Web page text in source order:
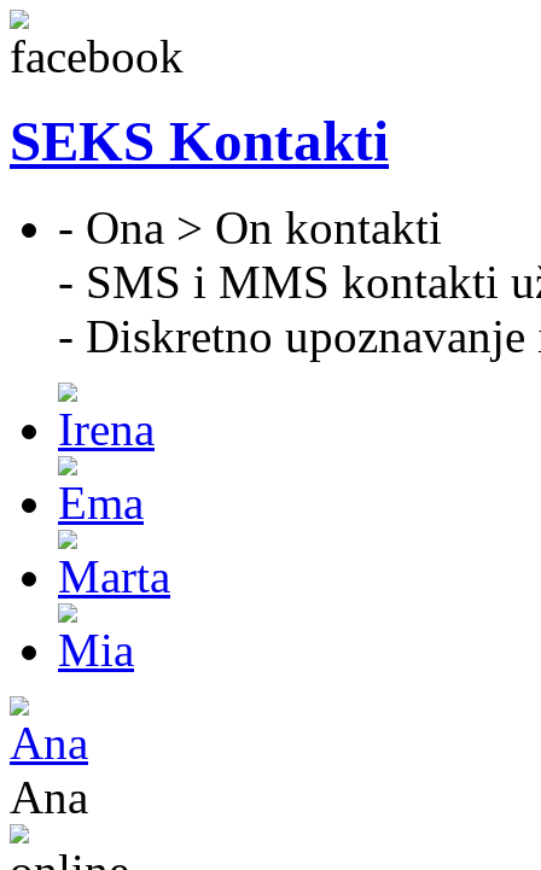
SEKS Kontakti
- Ona > On kontakti
- SMS i MMS kontakti
- Diskretno upoznavanje
Ana